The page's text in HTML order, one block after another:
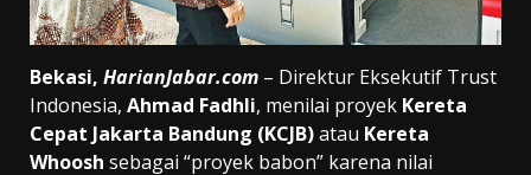
Bekasi, HarianJabar.com – Direktur Eksekutif Trust
Indonesia, Ahmad Fadhli, menilai proyek Kereta
Cepat Jakarta Bandung (KCJB)atau Kereta
Whoosh sebagai “proyek babon” karena nilai